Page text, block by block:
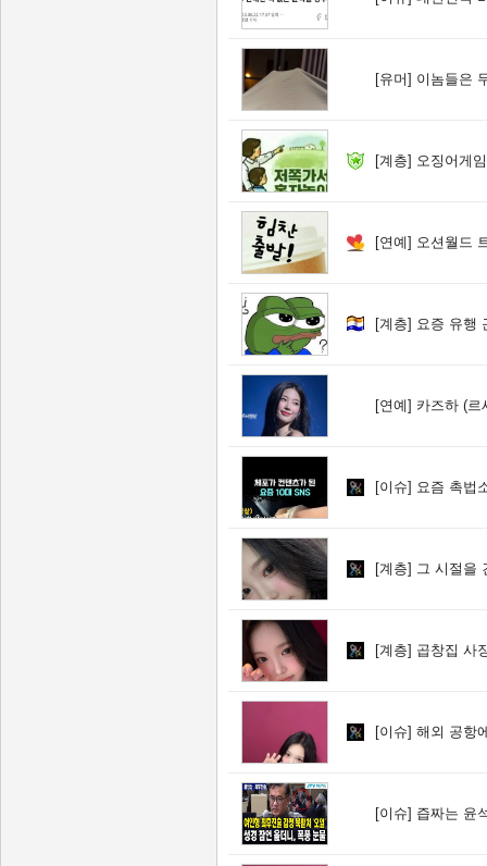
[유머] 이놈들은
[계층] 오징어게
[연예] 오션월드
[계층] 요증 유행
[연예] 카즈하 (르
[이슈] 요즘 촉법
[계층] 그 시절을
[계층] 곱창집 사
[이슈] 해외 공항
[이슈] 즙짜는 윤